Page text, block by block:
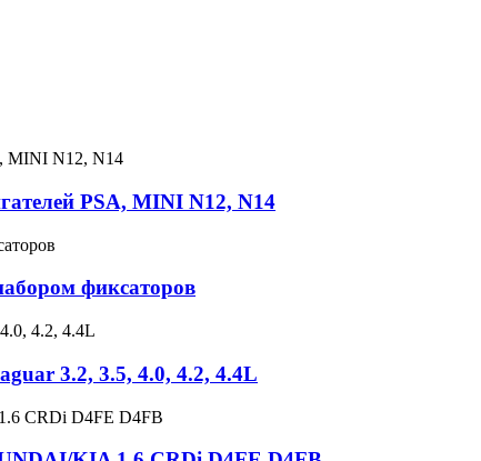
PSA, MINI N12, N14
фиксаторов
3.2, 3.5, 4.0, 4.2, 4.4L